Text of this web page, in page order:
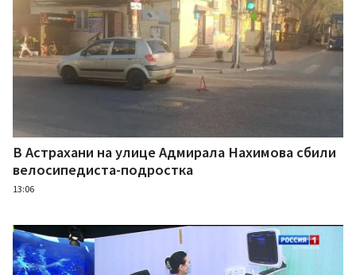
В Астрахани на улице Адмирала Нахимова сбили
велосипедиста-подростка
13:06